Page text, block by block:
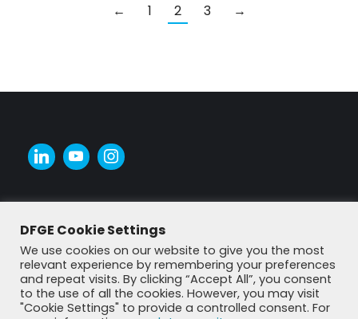
← 1 2 3 →
DFGE Cookie Settings
We use cookies on our website to give you the most
relevant experience by remembering your preferences
and repeat visits. By clicking “Accept All”, you consent
to the use of all the cookies. However, you may visit
"Cookie Settings" to provide a controlled consent. For